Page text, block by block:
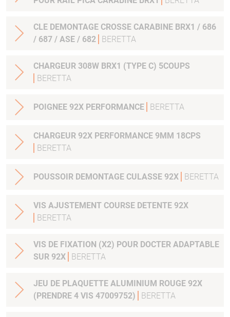
CLE DEMONTAGE CROSSE CARABINE BRX1 / 686
/ 687 / ASE / 682
BERETTA
CHARGEUR 308W BRX1 (TYPE C) 5COUPS
BERETTA
POIGNEE 92X PERFORMANCE BERETTA
CHARGEUR 92X PERFORMANCE 9MM 18CPS
BERETTA
POUSSOIR DEMONTAGE CULASSE 92X BERETTA
VIS AJUSTEMENT COURSE DETENTE 92X
BERETTA
VIS DE FIXATION (X2) POUR DOCTER ADAPTABLE
SUR 92X
BERETTA
JEU DE PLAQUETTE ALUMINIUM ROUGE 92X
(PRENDRE 4 VIS 47009752)
BERETTA